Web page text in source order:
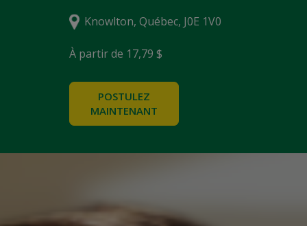
Knowlton, Québec, J0E 1V0
À partir de 17,79 $
POSTULEZ
MAINTENANT